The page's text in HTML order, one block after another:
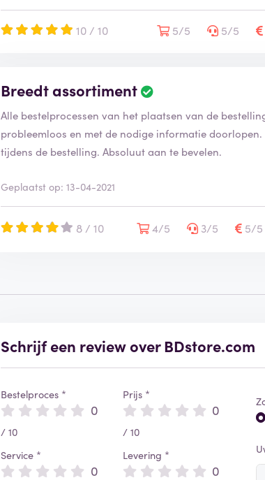
10 / 10 5/5 5/5
Breedt assortiment
Alle bestelprocessen van het plaatsen van de
probleemloos en met de nodige informatie
tijdens de bestelling. Absoluut aan te bevelen.
Geplaatst op: 13-04-2021
8 / 10 4/5 3/5 5/5
Schrijf een review over BDstore.com
Bestelproces *
0
/ 10
Service *
0
Prijs *
0
/ 10
Levering *
0